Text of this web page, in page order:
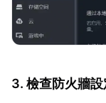
3. 檢查防火牆設